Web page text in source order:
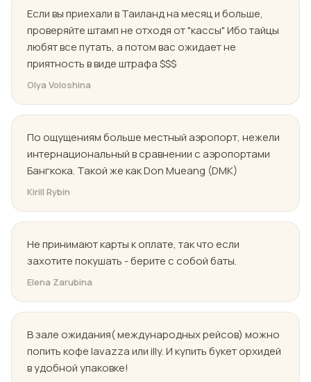
Если вы приехали в Таиланд на месяц и больше,
проверяйте штамп не отходя от "кассы" Ибо тайцы
любят все путать, а потом вас ожидает не
приятность в виде штрафа $$$
Olya Voloshina
По ощущениям больше местный аэропорт, нежели
интернациональный в сравнении с аэропортами
Бангкока. Такой же как Don Mueang (DMK)
Kirill Rybin
Не принимают карты к оплате, так что если
захотите покушать - берите с собой баты.
Elena Zarubina
В зале ожидания( международных рейсов) можно
попить кофе lavazza или illy. И купить букет орхидей
в удобной упаковке!